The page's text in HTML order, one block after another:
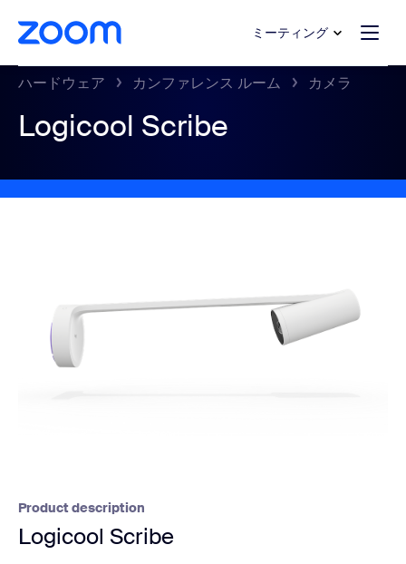
テンツへスキップ
ットへスキップ ミーティング
ハードウェア カンファレンス ルーム カメラ
Logicool Scribe
Product description
Logicool Scribe